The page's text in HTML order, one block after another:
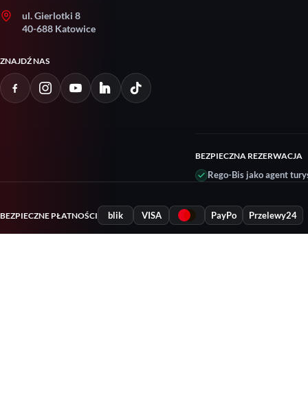
ul. Gierlotki 8
40-688 Katowice
ZNAJDŹ NAS
BEZPIECZNA REZERWACJA
Rego-Bis jako agent
BEZPIECZNE PŁATNOŚCI blik VISA PayPo Przelewy24